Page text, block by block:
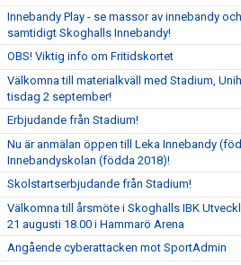
Innebandy Play - se massor av innebandy
samtidigt Skoghalls Innebandy!
OBS! Viktig info om Fritidskortet
Välkomna till materialkväll med Stadium,
tisdag 2 september!
Erbjudande från Stadium!
Nu är anmälan öppen till Leka Innebandy
Innebandyskolan (födda 2018)!
Skolstartserbjudande från Stadium!
Välkomna till årsmöte i Skoghalls IBK
21 augusti 18.00 i Hammarö Arena
Angående cyberattacken mot SportAdmin